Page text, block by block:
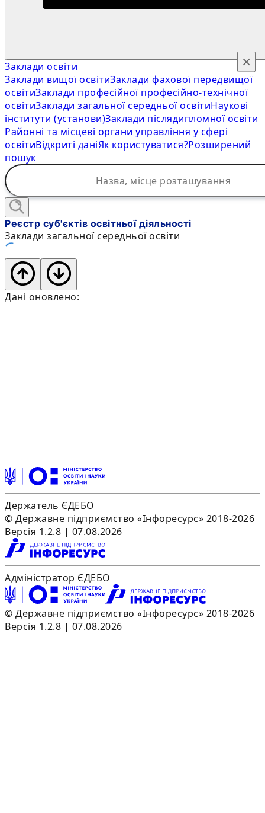
Заклади освіти
Заклади вищої освітиЗаклади фахової передвищої
освітиЗаклади професійної професійно-технічної
освітиЗаклади загальної середньої освітиНаукові
інститути (установи)Заклади післядипломної освіти
Районні та місцеві органи управління у сфері
освітиВідкриті даніЯк користуватися?Розширений
пошук
×
Реєстр суб'єктів освітньої діяльності
Заклади загальної середньої освіти
Дані оновлено:
Держатель ЄДЕБО
© Державне підприємство «Інфоресурс» 2018-2026
Версія 1.2.8 | 07.08.2026
Адміністратор ЄДЕБО
© Державне підприємство «Інфоресурс» 2018-2026
Версія 1.2.8 | 07.08.2026